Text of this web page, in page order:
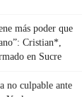
más poder que
Cristian*,
en Sucre
no culpable ante